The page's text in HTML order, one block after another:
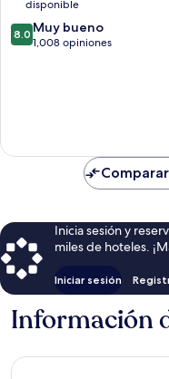
Bristol
disponible
8.0
de
8.0 Muy bueno
1,008 opiniones
Inicia sesión y
miles de hoteles.
Iniciar sesión
Información